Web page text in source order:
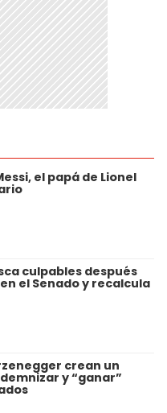
el papá de Lionel
culpables después
el Senado y recalcula
crean un
y “ganar”